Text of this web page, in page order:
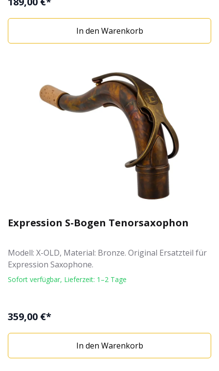
In den Warenkorb
Expression S-Bogen Tenorsaxophon
Modell: X-OLD, Material: Bronze. Original Ersatzteil für
Expression Saxophone.
Sofort verfügbar, Lieferzeit: 1–2 Tage
359,00 €*
In den Warenkorb